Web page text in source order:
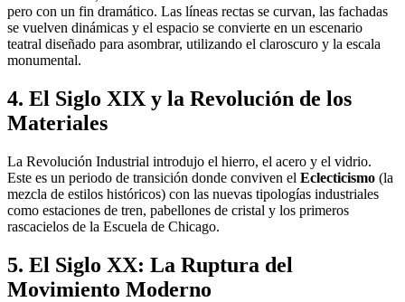
pero con un fin dramático. Las líneas rectas se curvan, las fachadas
se vuelven dinámicas y el espacio se convierte en un escenario
teatral diseñado para asombrar, utilizando el claroscuro y la escala
monumental.
4. El Siglo XIX y la Revolución de los
Materiales
La Revolución Industrial introdujo el hierro, el acero y el vidrio.
Este es un periodo de transición donde conviven el Eclecticismo (la
mezcla de estilos históricos) con las nuevas tipologías industriales
como estaciones de tren, pabellones de cristal y los primeros
rascacielos de la Escuela de Chicago.
5. El Siglo XX: La Ruptura del
Movimiento Moderno